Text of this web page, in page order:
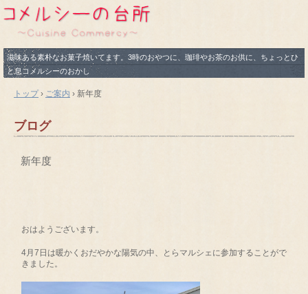
滋味ある素朴なお菓子焼いてます。3時のおやつに、珈琲やお茶のお供に、ちょっとひ
と息コメルシーのおかし
トップ› ご案内 › 新年度
ブログ
新年度
おはようございます。
4月7日は暖かくおだやかな陽気の中、とらマルシェに参加することがで
きました。